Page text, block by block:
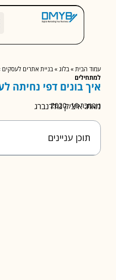
»בלוג»בניית אתרים לעסקים» איך
בונים דפי נחיתה
איציק גולדנברג
עניינים